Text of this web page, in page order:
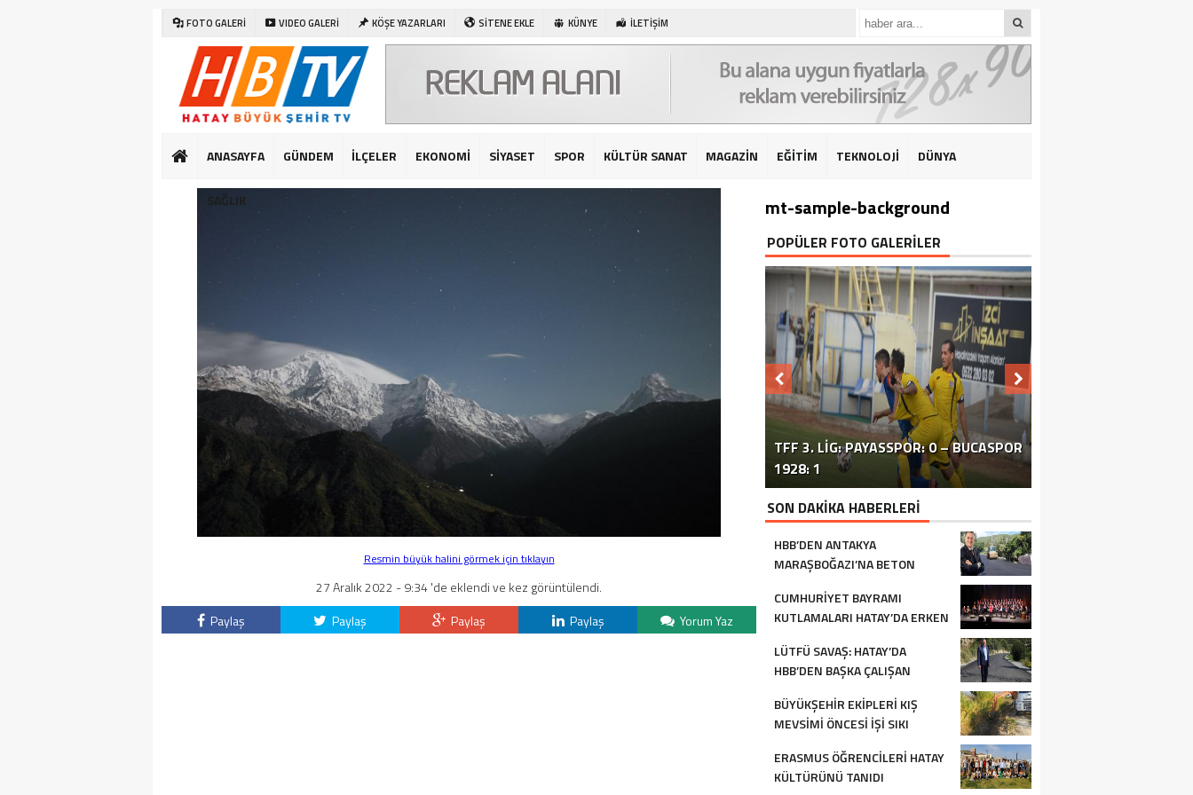
FOTO GALERİ VIDEO GALERİ KÖŞE YAZARLARI SİTENE EKLE KÜNYE İLETİŞİM
ANASAYFA GÜNDEM İLÇELER EKONOMİ SİYASET SPOR KÜLTÜR SANAT MAGAZİN EĞİTİM TEKNOLOJİ DÜNYA
SAĞLIK
Resmin büyük halini görmek için tıklayın
27 Aralık 2022 - 9:34 'de eklendi ve kez görüntülendi.
Paylaş
Paylaş Paylaş Paylaş Yorum Yaz
mt-sample-background
POPÜLER FOTO GALERİLER
ERZİNLİ ÇİFTÇİLERE GIDA VE
TURUNÇGİL EĞİTİMİ VERİLDİ
HATAY’DAKI ÇATIŞMA VE PATLAMA:
BÖLGEDE OPERASYON SÜRÜYOR
TFF 3. LIG: PAYASSPOR: 0 – BUCASPOR
1928: 1
SİVİL TOPLUM ÖRGÜTLERİ ORTAK
BASIN TOPLANTISI FOTOĞRAF
SON DAKİKA HABERLERİ
HBB’DEN ANTAKYA
MARAŞBOĞAZI’NA BETON
CUMHURİYET BAYRAMI
KUTLAMALARI HATAY’DA ERKEN
LÜTFÜ SAVAŞ: HATAY’DA
HBB’DEN BAŞKA ÇALIŞAN
BÜYÜKŞEHİR EKİPLERİ KIŞ
MEVSİMİ ÖNCESİ İŞİ SIKI
ERASMUS ÖĞRENCİLERİ HATAY
KÜLTÜRÜNÜ TANIDI